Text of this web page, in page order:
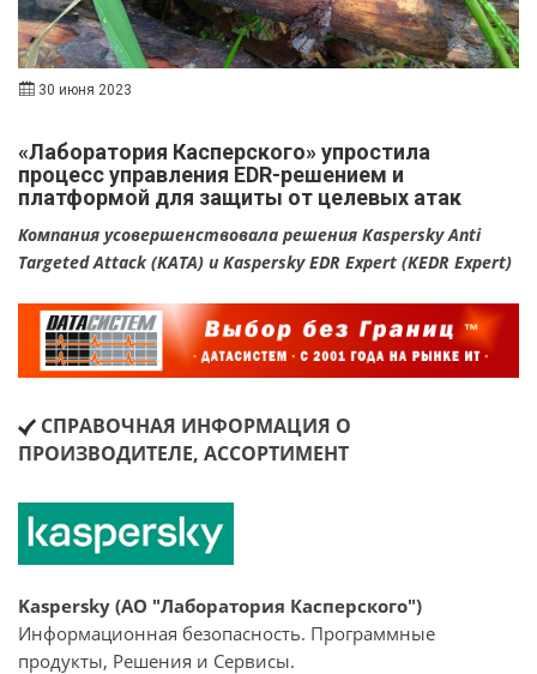
30 июня 2023
«Лаборатория Касперского» упростила
процесс управления EDR-решением и
платформой для защиты от целевых атак
Компания усовершенствовала решения Kaspersky Anti
Targeted Attack (KATA) и Kaspersky EDR Expert (KEDR Expert)
СПРАВОЧНАЯ ИНФОРМАЦИЯ О
ПРОИЗВОДИТЕЛЕ, АССОРТИМЕНТ
Kaspersky (АО "Лаборатория Касперского")
Информационная безопасность. Программные
продукты, Решения и Сервисы.